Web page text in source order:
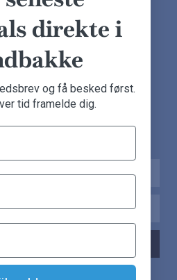
Besøg showroom
møbeldeals direkte i din
direkte i
og få besked først.
tid framelde dig.